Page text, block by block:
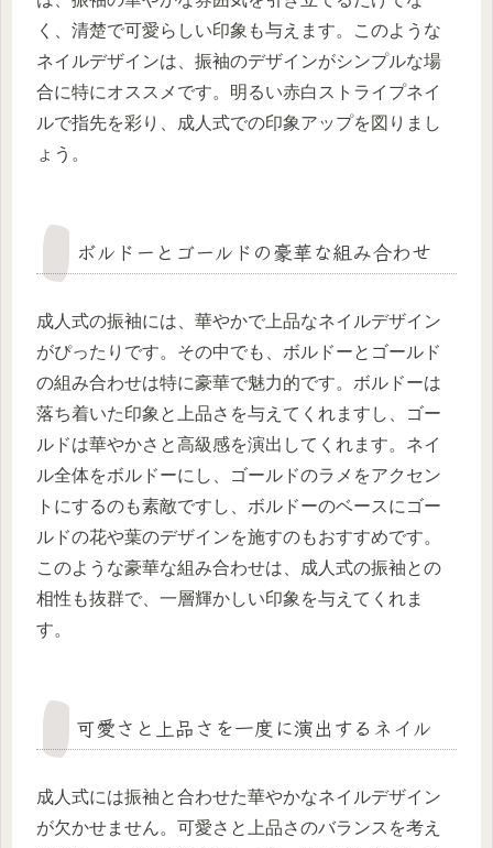
く、清楚で可愛らしい印象も与えます。このような
ネイルデザインは、振袖のデザインがシンプルな場
合に特にオススメです。明るい赤白ストライプネイ
ルで指先を彩り、成人式での印象アップを図りまし
ょう。
ボルドーとゴールドの豪華な組み合わせ
成人式の振袖には、華やかで上品なネイルデザイン
がぴったりです。その中でも、ボルドーとゴールド
の組み合わせは特に豪華で魅力的です。ボルドーは
落ち着いた印象と上品さを与えてくれますし、ゴー
ルドは華やかさと高級感を演出してくれます。ネイ
ル全体をボルドーにし、ゴールドのラメをアクセン
トにするのも素敵ですし、ボルドーのベースにゴー
ルドの花や葉のデザインを施すのもおすすめです。
このような豪華な組み合わせは、成人式の振袖との
相性も抜群で、一層輝かしい印象を与えてくれま
す。
可愛さと上品さを一度に演出するネイル
成人式には振袖と合わせた華やかなネイルデザイン
が欠かせません。可愛さと上品さのバランスを考え